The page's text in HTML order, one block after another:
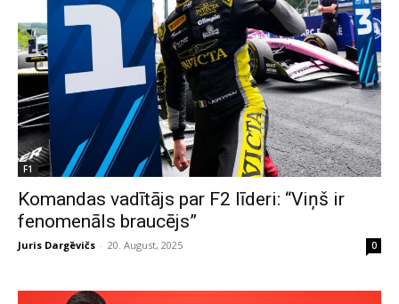
F1
Komandas vadītājs par F2 līderi: “Viņš ir
fenomenāls braucējs”
Juris Dargēvičs - 20. August, 2025 0